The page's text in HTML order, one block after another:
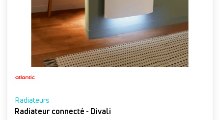
Radiateurs
Radiateur connecté - Divali